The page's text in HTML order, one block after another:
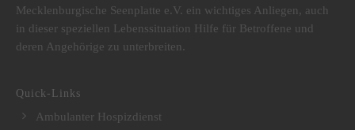
Mecklenburgische Seenplatte e.V. ein wichtiges Anliegen, auch
in dieser speziellen Lebenssituation Hilfe für Betroffene und
deren Angehörige zu unterbreiten.
Quick-Links
Ambulanter Hospizdienst